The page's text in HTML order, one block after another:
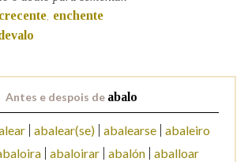
DE BUSCA
crecente, enchente
Antes e despois de abalo
abalear(se) abalearse
abaleiro
abaloirar abalón aballoar